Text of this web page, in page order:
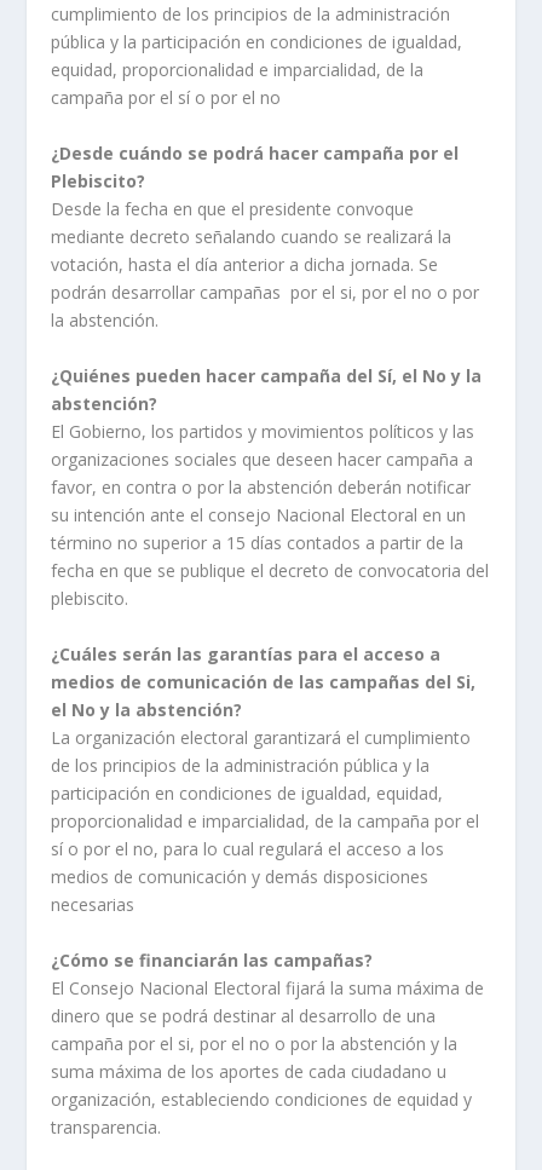
cumplimiento de los principios de la administración
pública y la participación en condiciones de igualdad,
equidad, proporcionalidad e imparcialidad, de la
campaña por el sí o por el no
¿Desde cuándo se podrá hacer campaña por el
Plebiscito?
Desde la fecha en que el presidente convoque
mediante decreto señalando cuando se realizará la
votación, hasta el día anterior a dicha jornada. Se
podrán desarrollar campañas por el si, por el no o por
la abstención.
¿Quiénes pueden hacer campaña del Sí, el No y la
abstención?
El Gobierno, los partidos y movimientos políticos y las
organizaciones sociales que deseen hacer campaña a
favor, en contra o por la abstención deberán notificar
su intención ante el consejo Nacional Electoral en un
término no superior a 15 días contados a partir de la
fecha en que se publique el decreto de convocatoria del
plebiscito.
¿Cuáles serán las garantías para el acceso a
medios de comunicación de las campañas del Si,
el No y la abstención?
La organización electoral garantizará el cumplimiento
de los principios de la administración pública y la
participación en condiciones de igualdad, equidad,
proporcionalidad e imparcialidad, de la campaña por el
sí o por el no, para lo cual regulará el acceso a los
medios de comunicación y demás disposiciones
necesarias
¿Cómo se financiarán las campañas?
El Consejo Nacional Electoral fijará la suma máxima de
dinero que se podrá destinar al desarrollo de una
campaña por el si, por el no o por la abstención y la
suma máxima de los aportes de cada ciudadano u
organización, estableciendo condiciones de equidad y
transparencia.